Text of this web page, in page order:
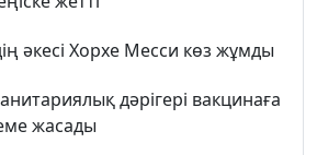
әкесі Хорхе Месси көз жұмды
дәрігері вакцинаға
жасады